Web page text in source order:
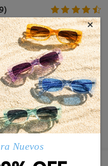
gafas . Tienen
×
Nuevos